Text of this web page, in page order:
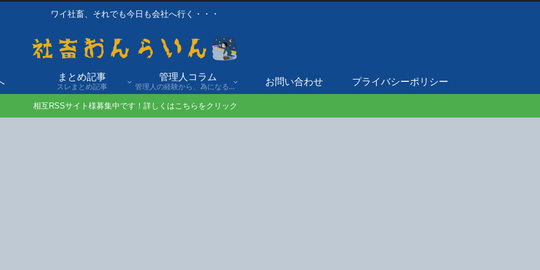
ワイ社畜、それでも今日も会社へ行く・・・
まとめ記事
スレまとめ記事
管理人コラム
管理人の経験から、為になる話や自身の経験談を発信。
お問い合わせ プライバシーポリシー
相互RSSサイト様募集中です！詳しくはこちらをクリック